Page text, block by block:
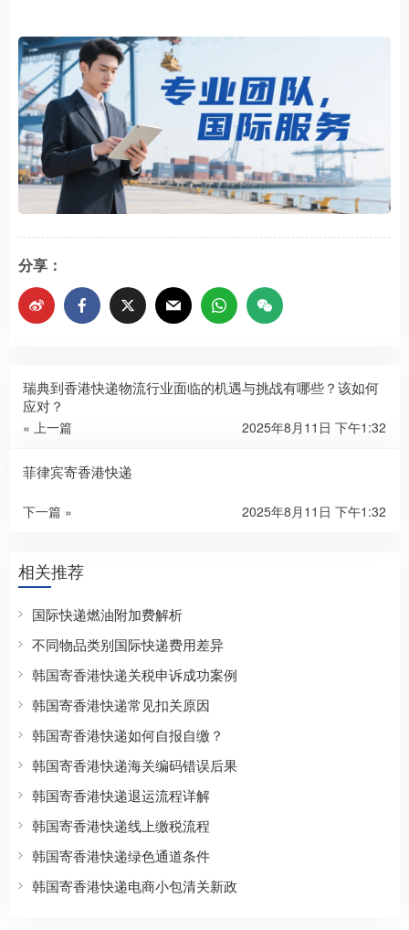
分享：
瑞典到香港快递物流行业面临的机遇与挑战有哪些？该如何
应对？
« 上一篇 2025年8月11日 下午1:32
菲律宾寄香港快递
下一篇 » 2025年8月11日 下午1:32
相关推荐
国际快递燃油附加费解析
不同物品类别国际快递费用差异
韩国寄香港快递关税申诉成功案例
韩国寄香港快递常见扣关原因
韩国寄香港快递如何自报自缴？
韩国寄香港快递海关编码错误后果
韩国寄香港快递退运流程详解
韩国寄香港快递线上缴税流程
韩国寄香港快递绿色通道条件
韩国寄香港快递电商小包清关新政